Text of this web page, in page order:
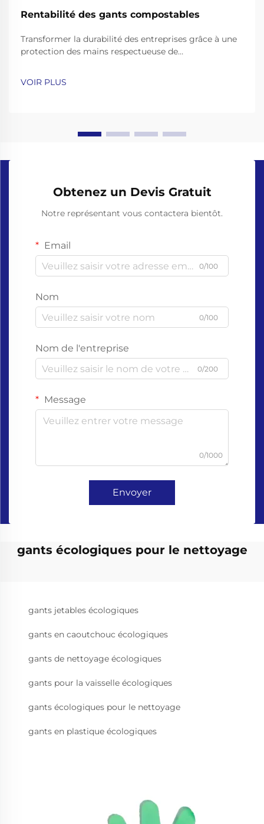
Rentabilité des gants compostables
Transformer la durabilité des entreprises grâce à une
protection des mains respectueuse de
le passage à des pratiques opérationnelles durables
VOIR PLUS
Obtenez un Devis Gratuit
Notre représentant vous contactera bientôt.
Email
0/100
Nom
0/100
Nom de l'entreprise
0/200
Message
0/1000
Envoyer
gants écologiques pour le nettoyage
gants jetables écologiques
gants en caoutchouc écologiques
gants de nettoyage écologiques
gants pour la vaisselle écologiques
gants écologiques pour le nettoyage
gants en plastique écologiques